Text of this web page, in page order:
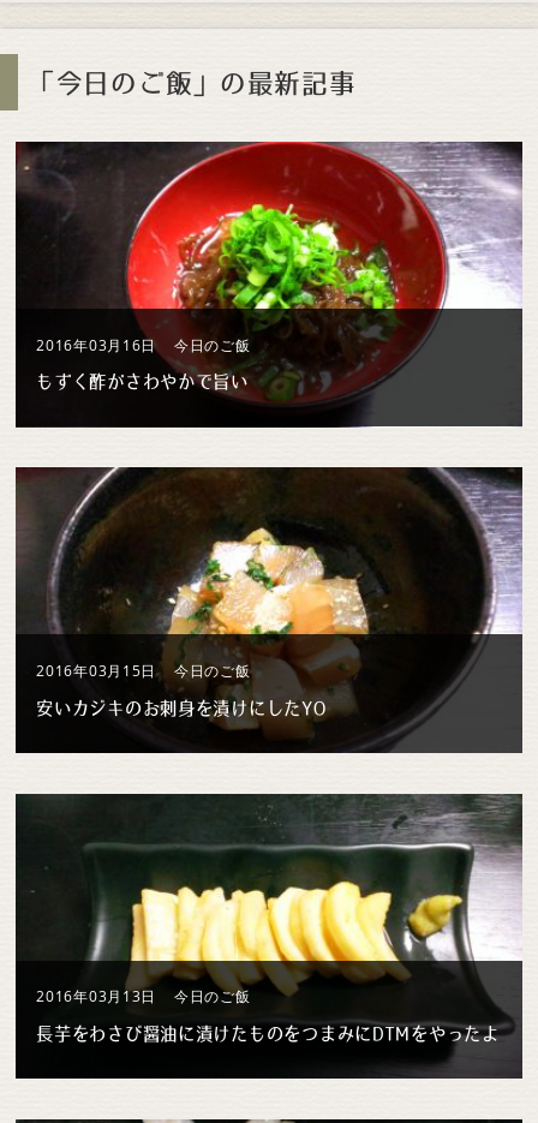
「今日のご飯」の最新記事
2016年03月16日 今日のご飯
もずく酢がさわやかで旨い
2016年03月15日 今日のご飯
安いカジキのお刺身を漬けにしたYO
2016年03月13日 今日のご飯
長芋をわさび醤油に漬けたものをつまみにDTMをやったよ